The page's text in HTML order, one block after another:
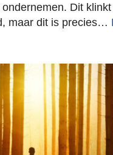
Dit
maar dit is precies…